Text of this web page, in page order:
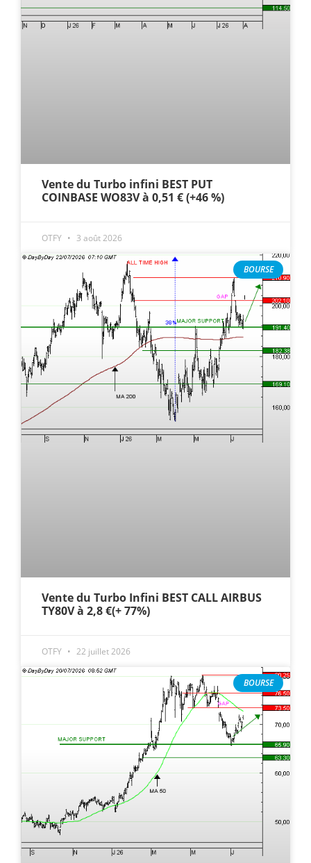
Vente du Turbo infini BEST PUT
COINBASE WO83V à 0,51 € (+46 %)
OTFY 3 août 2026
BOURSE
Vente du Turbo Infini BEST CALL AIRBUS
TY80V à 2,8 €(+ 77%)
OTFY 22 juillet 2026
BOURSE